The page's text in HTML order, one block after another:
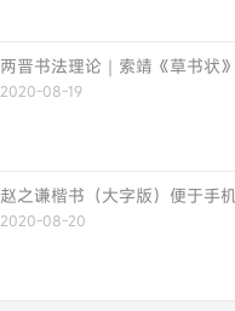
两晋书法理论｜索靖《草书状》
2020-08-19
赵之谦楷书（大字版）便于手
2020-08-20